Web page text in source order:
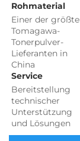
Rohmaterial
Einer der
Tomagawa-
Tonerpulver-
Lieferanten in
China
Service
Bereitstellung
technischer
Unterstützung
und Lösungen